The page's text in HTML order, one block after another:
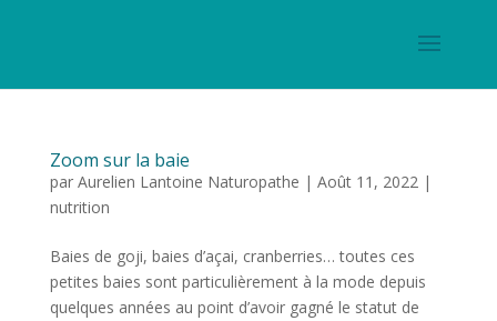
Zoom sur la baie
par Aurelien Lantoine Naturopathe | Août 11, 2022|
nutrition
Baies de goji, baies d’açai, cranberries… toutes ces
petites baies sont particulièrement à la mode depuis
quelques années au point d’avoir gagné le statut de